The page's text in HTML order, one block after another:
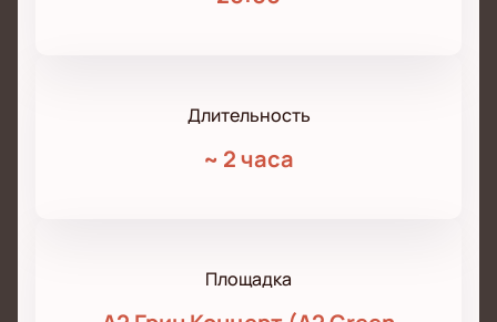
Длительность
~ 2 часа
Площадка